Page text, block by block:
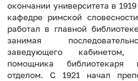
окончании университета в
кафедре римской
работал в главной
занимая
заведующего кабинетом,
помощника библиотекаря
отделом. С 1921 начал